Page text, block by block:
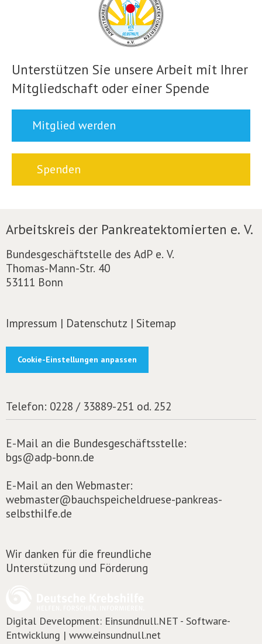
Unterstützen Sie unsere Arbeit mit Ihrer
Mitgliedschaft oder einer Spende
Mitglied werden
Spenden
Arbeitskreis der Pankreatektomierten e. V.
Bundesgeschäftstelle des AdP e. V.
Thomas-Mann-Str. 40
53111 Bonn
Impressum | Datenschutz | Sitemap
Cookie-Einstellungen anpassen
Telefon: 0228 / 33889-251 od. 252
E-Mail an die Bundesgeschäftsstelle:
bgs@adp-bonn.de
E-Mail an den Webmaster:
webmaster@bauchspeicheldruese-pankreas-
selbsthilfe.de
Wir danken für die freundliche
Unterstützung und Förderung
Digital Development: Einsundnull.NET - Software-
Entwicklung | www.einsundnull.net